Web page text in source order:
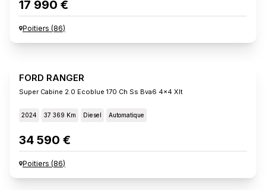
17 990 €
Poitiers (86)
FORD RANGER
Super Cabine 2.0 Ecoblue 170 Ch Ss Bva6 4x4 Xlt
2024 37 369 Km Diesel Automatique
34 590 €
Poitiers (86)